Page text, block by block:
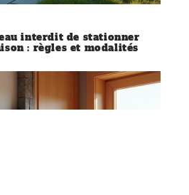
interdit de stationner
: règles et modalités